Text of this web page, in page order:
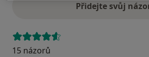
Přidejte svůj
15 názorů